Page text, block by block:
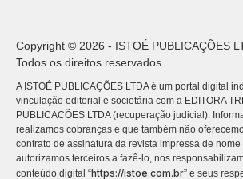
Copyright © 2026 - ISTOÉ PUBLICAÇÕES
Todos os direitos reservados.
A ISTOÉ PUBLICAÇÕES LTDA é um portal digital
vinculação editorial e societária com a EDITORA
PUBLICACÕES LTDA (recuperação judicial).
realizamos cobranças e que também não
contrato de assinatura da revista impressa de nome
autorizamos terceiros a fazê-lo, nos
conteúdo digital “https://istoe.com.br” e seus